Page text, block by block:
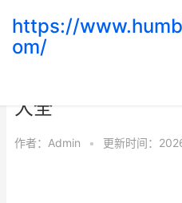
https://
om/
大全
作者： Admin • 更新时间：